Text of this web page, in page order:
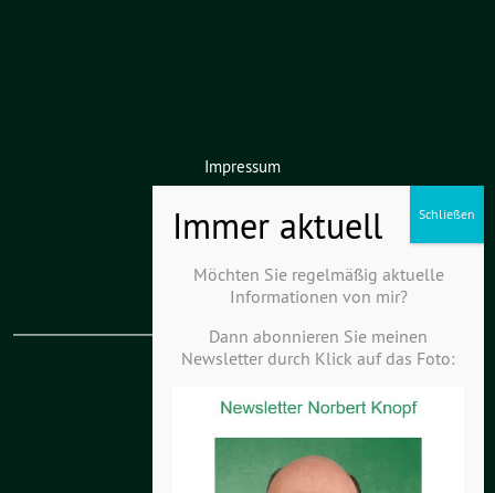
Impressum
KV Kurpfalz-Hardt
KV Odenwald-Kraichgau
Landesverband
Möchten Sie regelmäßig aktuelle
Informationen von mir?
Dann abonnieren Sie meinen
Newsletter durch Klick auf das Foto: